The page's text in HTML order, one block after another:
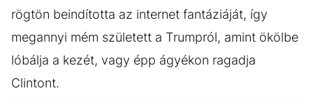
rögtön beindította az internet fantáziáját, így
megannyi mém született a Trumpról, amint ökölbe
lóbálja a kezét, vagy épp ágyékon ragadja
Clintont.